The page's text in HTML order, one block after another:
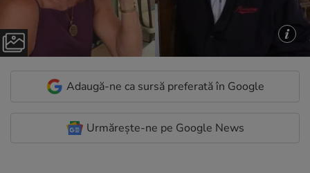
Adaugă-ne ca sursă preferată în Google
Urmărește-ne pe Google News